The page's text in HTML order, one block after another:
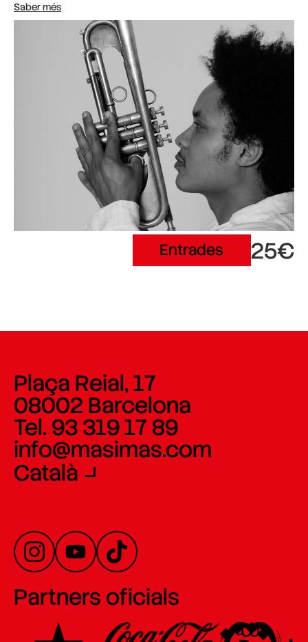
Saber més
Entrades 25€
Plaça Reial, 17
08002 Barcelona
Tel. 93 319 17 89
info@masimas.com
Català
Partners oficials